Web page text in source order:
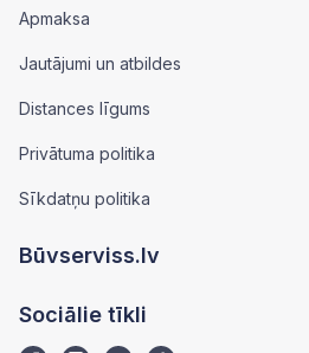
Apmaksa
Jautājumi un atbildes
Distances līgums
Privātuma politika
Sīkdatņu politika
Būvserviss.lv
Sociālie tīkli